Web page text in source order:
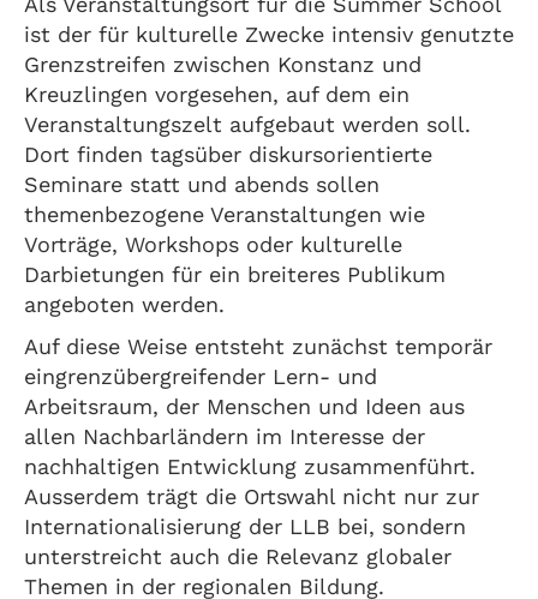
ist der für kulturelle Zwecke intensiv genutzte
Grenzstreifen zwischen Konstanz und
Kreuzlingen vorgesehen, auf dem ein
Veranstaltungszelt aufgebaut werden soll.
Dort finden tagsüber diskursorientierte
Seminare statt und abends sollen
themenbezogene Veranstaltungen wie
Vorträge, Workshops oder kulturelle
Darbietungen für ein breiteres Publikum
angeboten werden.
Auf diese Weise entsteht zunächst temporär
eingrenzübergreifender Lern- und
Arbeitsraum, der Menschen und Ideen aus
allen Nachbarländern im Interesse der
nachhaltigen Entwicklung zusammenführt.
Ausserdem trägt die Ortswahl nicht nur zur
Internationalisierung der LLB bei, sondern
unterstreicht auch die Relevanz globaler
Themen in der regionalen Bildung.